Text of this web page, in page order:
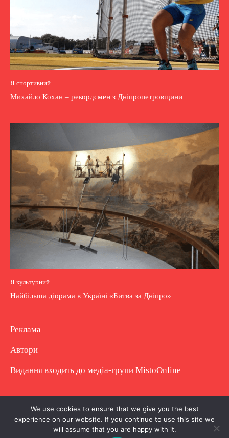
Я спортивний
Михайло Кохан – рекордсмен з Дніпропетровщини
Я культурний
Найбільша діорама в Україні «Битва за Дніпро»
Реклама
Автори
Видання входить до медіа-групи MistoOnline
Copyright © Повне використання матеріалу
заборонено. Частково можна з гіперпосиланням.
We use cookies to ensure that we give you the best
experience on our website. If you continue to use this site we
will assume that you are happy with it.